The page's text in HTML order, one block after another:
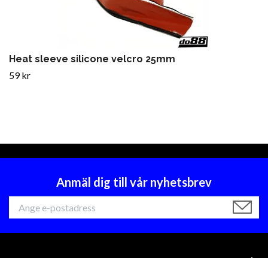
Heat sleeve silicone velcro 25mm
59 kr
Anmäl dig till vår nyhetsbrev